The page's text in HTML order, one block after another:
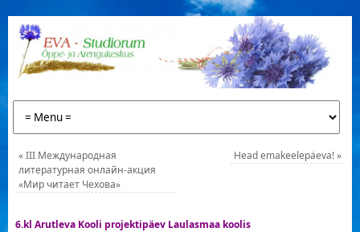
«III Международная
литературная онлайн-акция
«Мир читает Чехова»
Head emakeelepäeva!»
6.kl Arutleva Kooli projektipäev Laulasmaa koolis